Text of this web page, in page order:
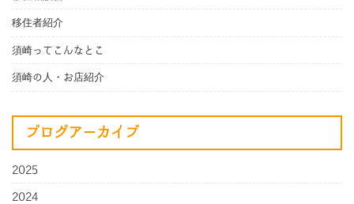
移住者紹介
須崎ってこんなとこ
須崎の人・お店紹介
ブログアーカイブ
2025
2024